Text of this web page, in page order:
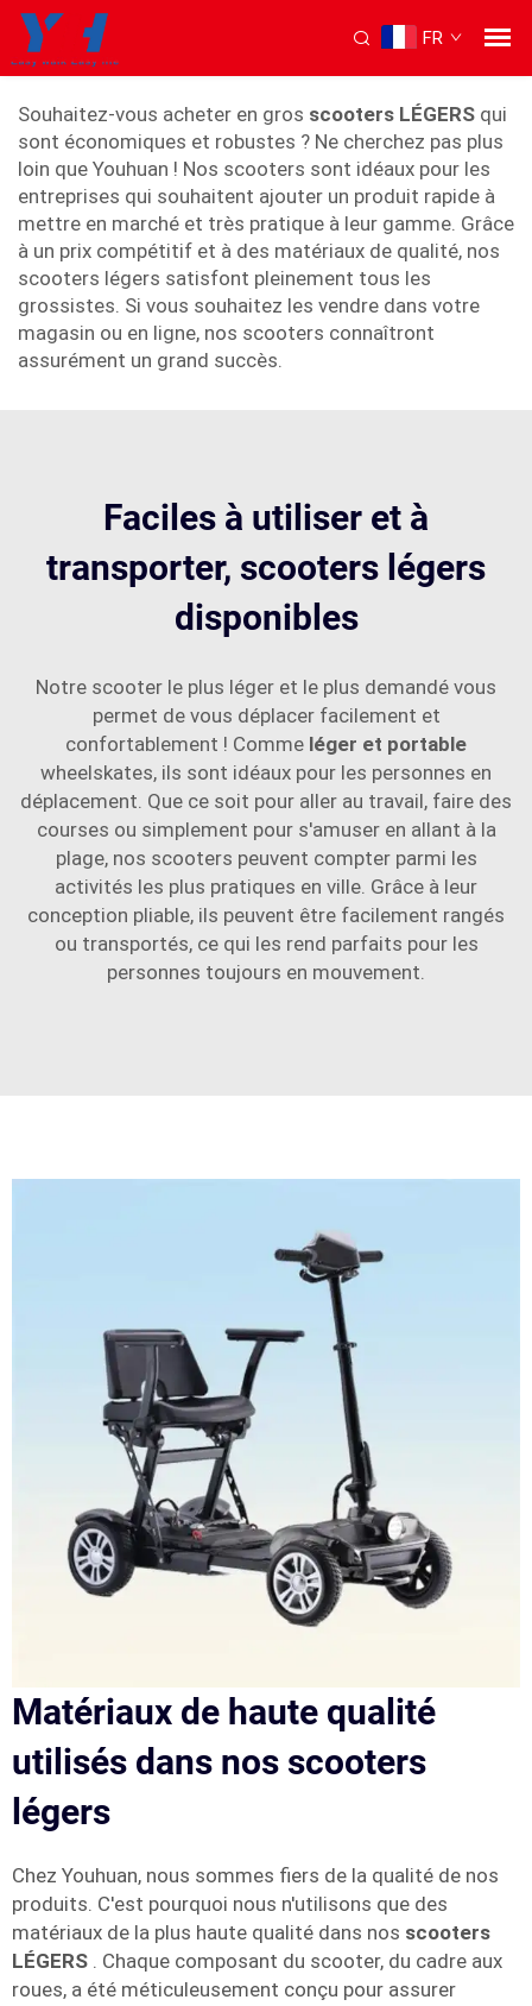
FR
scooter léger
Souhaitez-vous acheter en gros scooters LÉGERS qui
sont économiques et robustes ? Ne cherchez pas plus
loin que Youhuan ! Nos scooters sont idéaux pour les
entreprises qui souhaitent ajouter un produit rapide à
mettre en marché et très pratique à leur gamme. Grâce
à un prix compétitif et à des matériaux de qualité, nos
scooters légers satisfont pleinement tous les
grossistes. Si vous souhaitez les vendre dans votre
magasin ou en ligne, nos scooters connaîtront
assurément un grand succès.
Faciles à utiliser et à
transporter, scooters légers
disponibles
Notre scooter le plus léger et le plus demandé vous
permet de vous déplacer facilement et
confortablement ! Comme léger et portable
wheelskates, ils sont idéaux pour les personnes en
déplacement. Que ce soit pour aller au travail, faire des
courses ou simplement pour s'amuser en allant à la
plage, nos scooters peuvent compter parmi les
activités les plus pratiques en ville. Grâce à leur
conception pliable, ils peuvent être facilement rangés
ou transportés, ce qui les rend parfaits pour les
personnes toujours en mouvement.
Matériaux de haute qualité
utilisés dans nos scooters
légers
Chez Youhuan, nous sommes fiers de la qualité de nos
produits. C'est pourquoi nous n'utilisons que des
matériaux de la plus haute qualité dans nos scooters
LÉGERS . Chaque composant du scooter, du cadre aux
roues, a été méticuleusement conçu pour assurer